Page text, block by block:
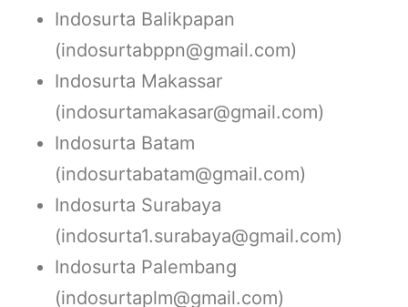
Indosurta Balikpapan
(indosurtabppn@gmail.com)
Indosurta Makassar
(indosurtamakasar@gmail.com)
Indosurta Batam
(indosurtabatam@gmail.com)
Indosurta Surabaya
(indosurta1.surabaya@gmail.com)
Indosurta Palembang
(indosurtaplm@gmail.com)